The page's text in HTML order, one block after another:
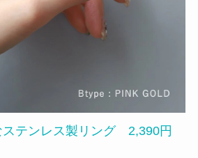
ステンレス製リング 2,390円